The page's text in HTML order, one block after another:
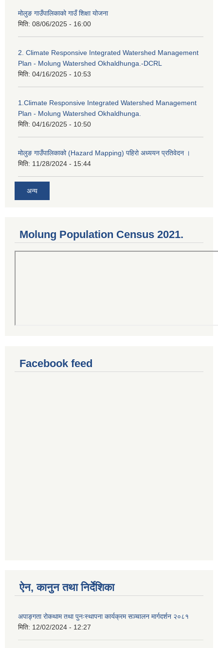
मोलुङ गाउँपालिकाको गाउँ शिक्षा योजना
मिति: 08/06/2025 - 16:00
2. Climate Responsive Integrated Watershed Management
Plan - Molung Watershed Okhaldhunga.-DCRL
मिति: 04/16/2025 - 10:53
1.Climate Responsive Integrated Watershed Management
Plan - Molung Watershed Okhaldhunga.
मिति: 04/16/2025 - 10:50
मोलुङ गाउँपालिकाको (Hazard Mapping) पहिरो अध्ययन प्रतिवेदन ।
मिति: 11/28/2024 - 15:44
अन्य
Molung Population Census 2021.
Facebook feed
ऐन, कानुन तथा निर्देशिका
अपाङ्गता रोकथाम तथा पुनःस्थापना कार्यक्रम सञ्चालन मार्गदर्शन २०८१
मिति: 12/02/2024 - 12:27